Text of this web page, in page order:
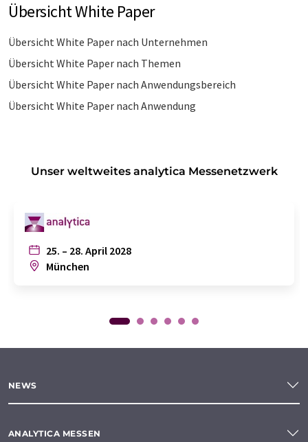
Übersicht White Paper
Übersicht White Paper nach Unternehmen
Übersicht White Paper nach Themen
Übersicht White Paper nach Anwendungsbereich
Übersicht White Paper nach Anwendung
Unser weltweites analytica Messenetzwerk
25. – 28. April 2028
München
NEWS
ANALYTICA MESSEN